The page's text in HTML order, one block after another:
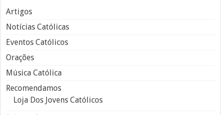
Artigos
Notícias Católicas
Eventos Católicos
Orações
Música Católica
Recomendamos
Loja Dos Jovens Católicos